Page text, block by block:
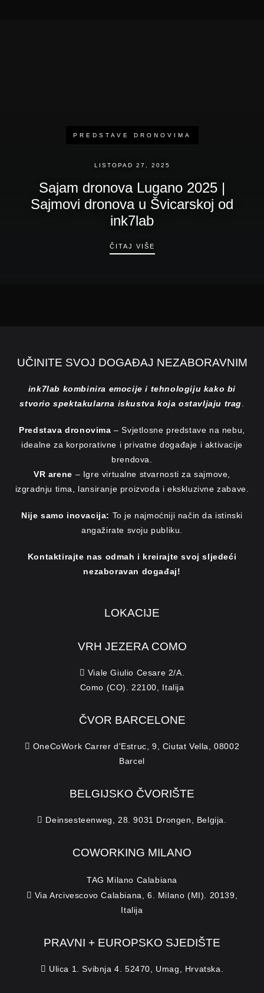
PREDSTAVE DRONOVIMA
LISTOPAD 27, 2025
Sajam dronova Lugano 2025 |
Sajmovi dronova u Švicarskoj od
ink7lab
ČITAJ VIŠE
UČINITE SVOJ DOGAĐAJ NEZABORAVNIM
ink7lab kombinira emocije i tehnologiju kako bi
stvorio spektakularna iskustva koja ostavljaju trag
Predstava dronovima– Svjetlosne predstave na nebu,
idealne za korporativne i privatne događaje i aktivacije
brendova.
VR arene – Igre virtualne stvarnosti za sajmove,
izgradnju tima, lansiranje proizvoda i ekskluzivne zabave.
Nije samo inovacija: To je najmoćniji način da istinski
angažirate svoju publiku.
Kontaktirajte nas odmah i kreirajte svoj sljedeći
nezaboravan događaj!
LOKACIJE
VRH JEZERA COMO
Viale Giulio Cesare 2/A.
Como (CO). 22100, Italija
ČVOR BARCELONE
OneCoWork Carrer d'Estruc, 9, Ciutat Vella, 08002
Barcel
BELGIJSKO ČVORIŠTE
Deinsesteenweg, 28. 9031 Drongen, Belgija.
COWORKING MILANO
TAG Milano Calabiana
Via Arcivescovo Calabiana, 6. Milano (MI). 20139,
Italija
PRAVNI + EUROPSKO SJEDIŠTE
Ulica 1. Svibnja 4. 52470, Umag, Hrvatska.